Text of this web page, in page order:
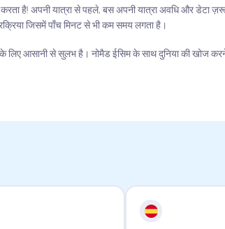
है! अपनी यात्रा से पहले, बस अपनी यात्रा अवधि और डेटा
जिसमें पाँच मिनट से भी कम समय लगता है।
लिए आसानी से सुलभ है। नोमैड ईसिम के साथ दुनिया की खोज